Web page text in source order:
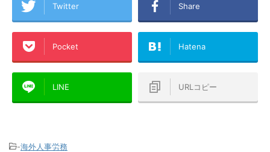
Twitter Share
Pocket Hatena
LINE URLコピー
-海外人事労務